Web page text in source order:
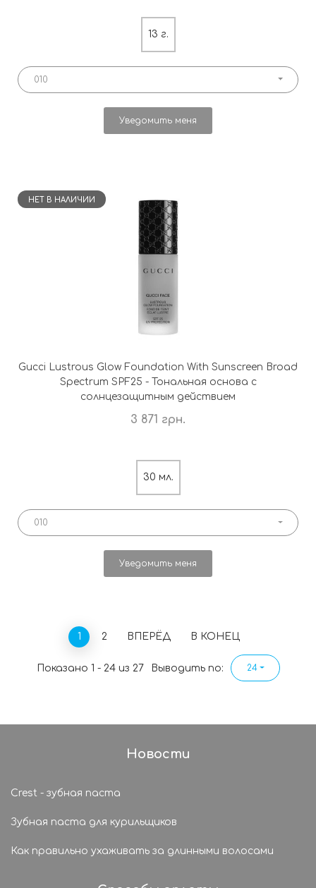
13 г.
010
Уведомить меня
НЕТ В НАЛИЧИИ
Gucci Lustrous Glow Foundation With Sunscreen Broad
Spectrum SPF25 - Тональная основа с
солнцезащитным действием
3 871 грн.
30 мл.
010
Уведомить меня
1 2 ВПЕРЁД В КОНЕЦ
Показано 1 - 24 из 27 Выводить по: 24
Новости
Crest - зубная паста
Зубная паста для курильщиков
Как правильно ухаживать за длинными волосами